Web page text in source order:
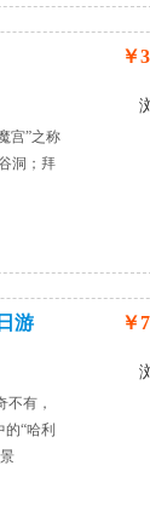
宫”之称
洞；拜
￥
游
有，
的“哈利
￥